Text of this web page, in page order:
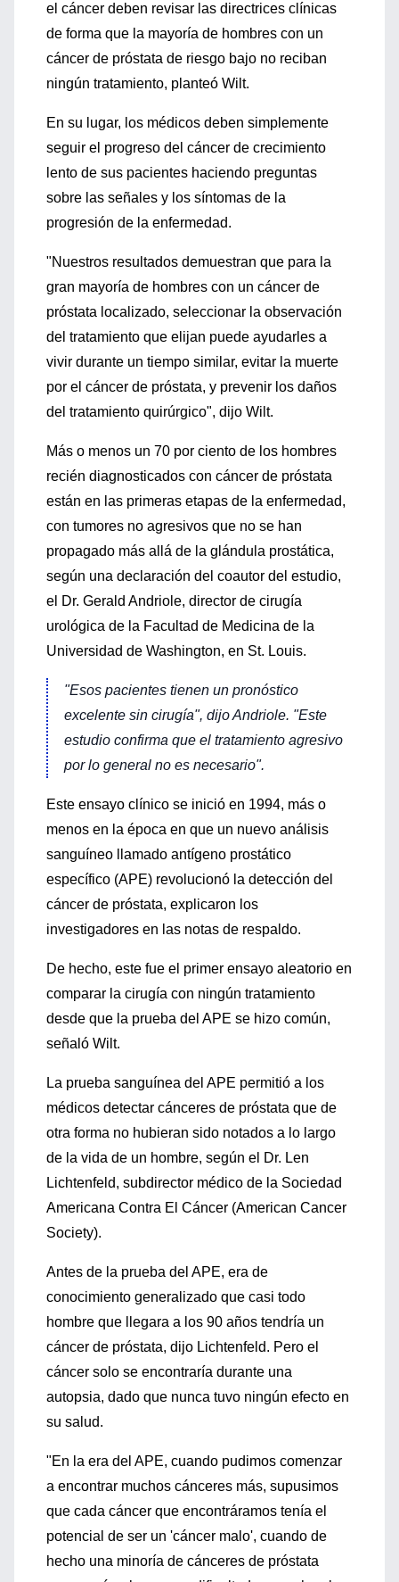
el cáncer deben revisar las directrices clínicas
de forma que la mayoría de hombres con un
cáncer de próstata de riesgo bajo no reciban
ningún tratamiento, planteó Wilt.
En su lugar, los médicos deben simplemente
seguir el progreso del cáncer de crecimiento
lento de sus pacientes haciendo preguntas
sobre las señales y los síntomas de la
progresión de la enfermedad.
"Nuestros resultados demuestran que para la
gran mayoría de hombres con un cáncer de
próstata localizado, seleccionar la observación
del tratamiento que elijan puede ayudarles a
vivir durante un tiempo similar, evitar la muerte
por el cáncer de próstata, y prevenir los daños
del tratamiento quirúrgico", dijo Wilt.
Más o menos un 70 por ciento de los hombres
recién diagnosticados con cáncer de próstata
están en las primeras etapas de la enfermedad,
con tumores no agresivos que no se han
propagado más allá de la glándula prostática,
según una declaración del coautor del estudio,
el Dr. Gerald Andriole, director de cirugía
urológica de la Facultad de Medicina de la
Universidad de Washington, en St. Louis.
"Esos pacientes tienen un pronóstico
excelente sin cirugía", dijo Andriole. "Este
estudio confirma que el tratamiento agresivo
por lo general no es necesario".
Este ensayo clínico se inició en 1994, más o
menos en la época en que un nuevo análisis
sanguíneo llamado antígeno prostático
específico (APE) revolucionó la detección del
cáncer de próstata, explicaron los
investigadores en las notas de respaldo.
De hecho, este fue el primer ensayo aleatorio en
comparar la cirugía con ningún tratamiento
desde que la prueba del APE se hizo común,
señaló Wilt.
La prueba sanguínea del APE permitió a los
médicos detectar cánceres de próstata que de
otra forma no hubieran sido notados a lo largo
de la vida de un hombre, según el Dr. Len
Lichtenfeld, subdirector médico de la Sociedad
Americana Contra El Cáncer (American Cancer
Society).
Antes de la prueba del APE, era de
conocimiento generalizado que casi todo
hombre que llegara a los 90 años tendría un
cáncer de próstata, dijo Lichtenfeld. Pero el
cáncer solo se encontraría durante una
autopsia, dado que nunca tuvo ningún efecto en
su salud.
"En la era del APE, cuando pudimos comenzar
a encontrar muchos cánceres más, supusimos
que cada cáncer que encontráramos tenía el
potencial de ser un 'cáncer malo', cuando de
hecho una minoría de cánceres de próstata